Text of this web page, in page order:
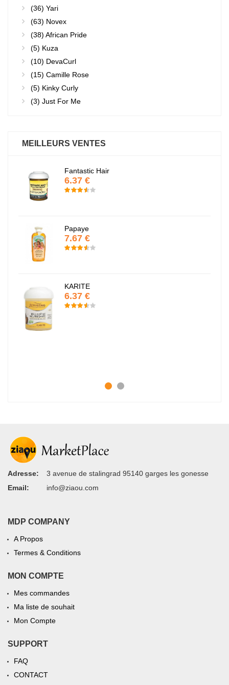
(36) Yari
(63) Novex
(38) African Pride
(5) Kuza
(10) DevaCurl
(15) Camille Rose
(5) Kinky Curly
(3) Just For Me
MEILLEURS VENTES
Fantastic Hair
6.37 €
Papaye
7.67 €
KARITE
6.37 €
Adresse:
3 avenue de stalingrad 95140 garges les gonesse
Email:
info@ziaou.com
MDP COMPANY
A Propos
Termes & Conditions
MON COMPTE
Mes commandes
Ma liste de souhait
Mon Compte
SUPPORT
FAQ
CONTACT